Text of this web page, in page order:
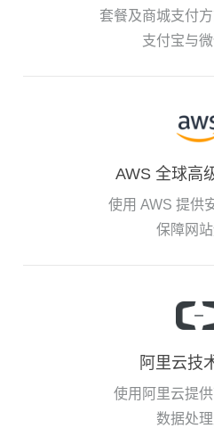
套餐及商城支付
支付宝与
AWS 全球高
使用 AWS 提供
保障网
阿里云技
使用阿里云提
数据处